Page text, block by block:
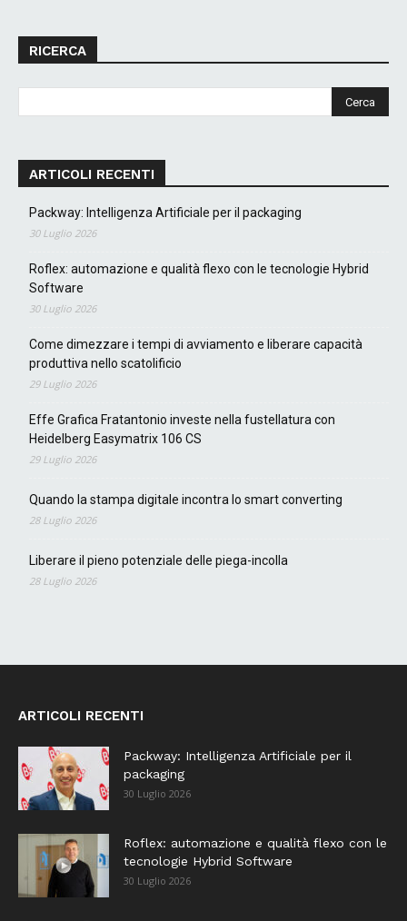
RICERCA
ARTICOLI RECENTI
Packway: Intelligenza Artificiale per il packaging
30 Luglio 2026
Roflex: automazione e qualità flexo con le tecnologie Hybrid
Software
30 Luglio 2026
Come dimezzare i tempi di avviamento e liberare capacità
produttiva nello scatolificio
29 Luglio 2026
Effe Grafica Fratantonio investe nella fustellatura con
Heidelberg Easymatrix 106 CS
29 Luglio 2026
Quando la stampa digitale incontra lo smart converting
28 Luglio 2026
Liberare il pieno potenziale delle piega-incolla
28 Luglio 2026
ARTICOLI RECENTI
Packway: Intelligenza Artificiale per il
packaging
30 Luglio 2026
Roflex: automazione e qualità flexo con le
tecnologie Hybrid Software
30 Luglio 2026